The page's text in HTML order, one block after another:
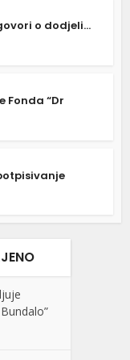
o dodjeli...
Fonda “Dr